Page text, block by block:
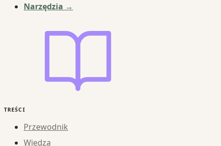
Narzędzia →
TREŚCI
Przewodnik
Wiedza